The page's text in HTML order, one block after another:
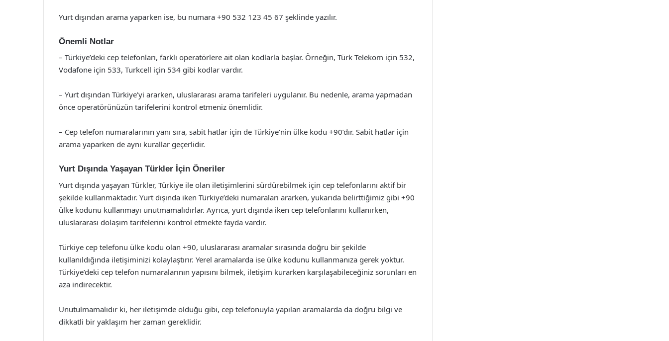
Yurt dışından arama yaparken ise, bu numara +90 532 123 45 67 şeklinde yazılır.
Önemli Notlar
– Türkiye’deki cep telefonları, farklı operatörlere ait olan kodlarla başlar. Örneğin, Türk Telekom için 532,
Vodafone için 533, Turkcell için 534 gibi kodlar vardır.
– Yurt dışından Türkiye’yi ararken, uluslararası arama tarifeleri uygulanır. Bu nedenle, arama yapmadan
önce operatörünüzün tarifelerini kontrol etmeniz önemlidir.
– Cep telefon numaralarının yanı sıra, sabit hatlar için de Türkiye’nin ülke kodu +90’dır. Sabit hatlar için
arama yaparken de aynı kurallar geçerlidir.
Yurt Dışında Yaşayan Türkler İçin Öneriler
Yurt dışında yaşayan Türkler, Türkiye ile olan iletişimlerini sürdürebilmek için cep telefonlarını aktif bir
şekilde kullanmaktadır. Yurt dışında iken Türkiye’deki numaraları ararken, yukarıda belirttiğimiz gibi +90
ülke kodunu kullanmayı unutmamalıdırlar. Ayrıca, yurt dışında iken cep telefonlarını kullanırken,
uluslararası dolaşım tarifelerini kontrol etmekte fayda vardır.
Türkiye cep telefonu ülke kodu olan +90, uluslararası aramalar sırasında doğru bir şekilde
kullanıldığında iletişiminizi kolaylaştırır. Yerel aramalarda ise ülke kodunu kullanmanıza gerek yoktur.
Türkiye’deki cep telefon numaralarının yapısını bilmek, iletişim kurarken karşılaşabileceğiniz sorunları en
aza indirecektir.
Unutulmamalıdır ki, her iletişimde olduğu gibi, cep telefonuyla yapılan aramalarda da doğru bilgi ve
dikkatli bir yaklaşım her zaman gereklidir.